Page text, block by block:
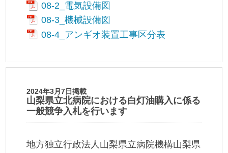
08-2_電気設備図
08-3_機械設備図
08-4_アンギオ装置工事区分表
2024年3月7日掲載
山梨県立北病院における白灯油購入に係る
一般競争入札を行います
地方独立行政法人山梨県立病院機構山梨県